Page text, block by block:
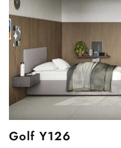
Golf Y126